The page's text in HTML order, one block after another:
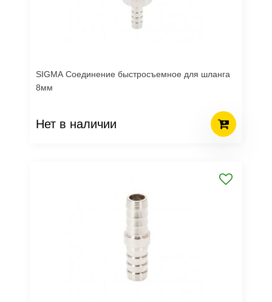
SIGMA Соединение быстросъемное для шланга
8мм
Нет в наличии